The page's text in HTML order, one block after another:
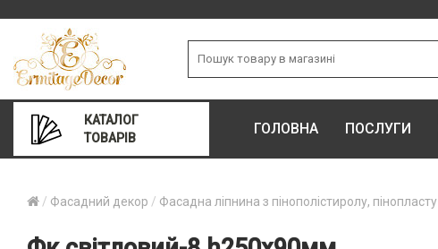
КАТАЛОГ
ТОВАРІВ
ГОЛОВНА ПОСЛУГИ
Фасадний декор Фасадна ліпнина з пінополістиролу, пінопласту